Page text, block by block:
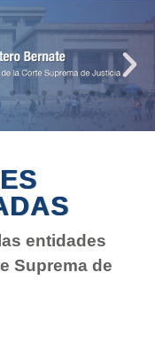
entidades
Suprema de